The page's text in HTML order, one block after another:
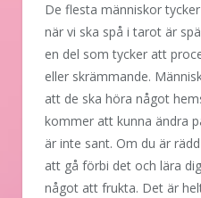
De flesta människor
när vi ska spå i tarot är
en del som tycker att
eller skrämmande.
att de ska höra något
kommer att kunna ändra
är inte sant. Om du är
att gå förbi det och lära
något att frukta. Det är